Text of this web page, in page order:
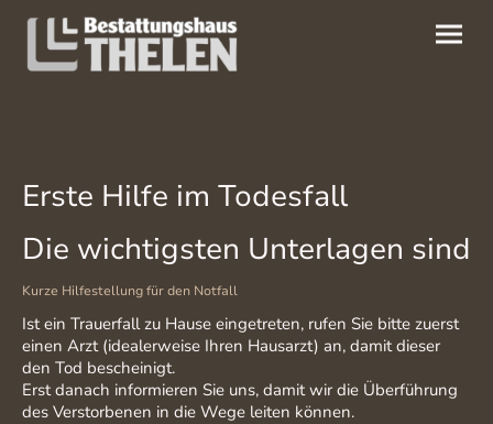
Erste Hilfe im Todesfall
Die wichtigsten Unterlagen sind
Kurze Hilfestellung für den Notfall
Ist ein Trauerfall zu Hause eingetreten, rufen Sie bitte zuerst
einen Arzt (idealerweise Ihren Hausarzt) an, damit dieser
den Tod bescheinigt.
Erst danach informieren Sie uns, damit wir die Überführung
des Verstorbenen in die Wege leiten können.